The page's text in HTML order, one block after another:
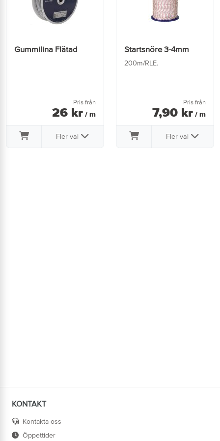
Gummilina Flätad
Pris från
26 kr / m
Fler val
Startsnöre 3-4mm
200m/RLE.
Pris från
7,90 kr / m
Fler val
KONTAKT
Kontakta oss
Öppettider